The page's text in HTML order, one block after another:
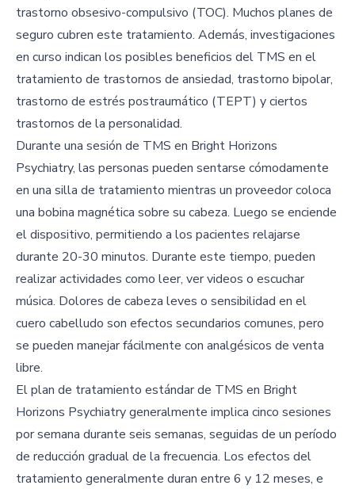
trastorno obsesivo-compulsivo (TOC). Muchos planes de
seguro cubren este tratamiento. Además, investigaciones
en curso indican los posibles beneficios del TMS en el
tratamiento de trastornos de ansiedad, trastorno bipolar,
trastorno de estrés postraumático (TEPT) y ciertos
trastornos de la personalidad.
Durante una sesión de TMS en Bright Horizons
Psychiatry, las personas pueden sentarse cómodamente
en una silla de tratamiento mientras un proveedor coloca
una bobina magnética sobre su cabeza. Luego se enciende
el dispositivo, permitiendo a los pacientes relajarse
durante 20-30 minutos. Durante este tiempo, pueden
realizar actividades como leer, ver videos o escuchar
música. Dolores de cabeza leves o sensibilidad en el
cuero cabelludo son efectos secundarios comunes, pero
se pueden manejar fácilmente con analgésicos de venta
libre.
El plan de tratamiento estándar de TMS en Bright
Horizons Psychiatry generalmente implica cinco sesiones
por semana durante seis semanas, seguidas de un período
de reducción gradual de la frecuencia. Los efectos del
tratamiento generalmente duran entre 6 y 12 meses, e